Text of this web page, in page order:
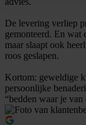
De levering verliep
gemonteerd. En wat
maar slaapt ook
roos geslapen.
Kortom: geweldige
persoonlijke
“bedden waar je